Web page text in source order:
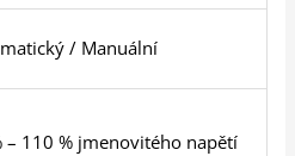
/ Manuální
– 110 % jmenovitého napětí